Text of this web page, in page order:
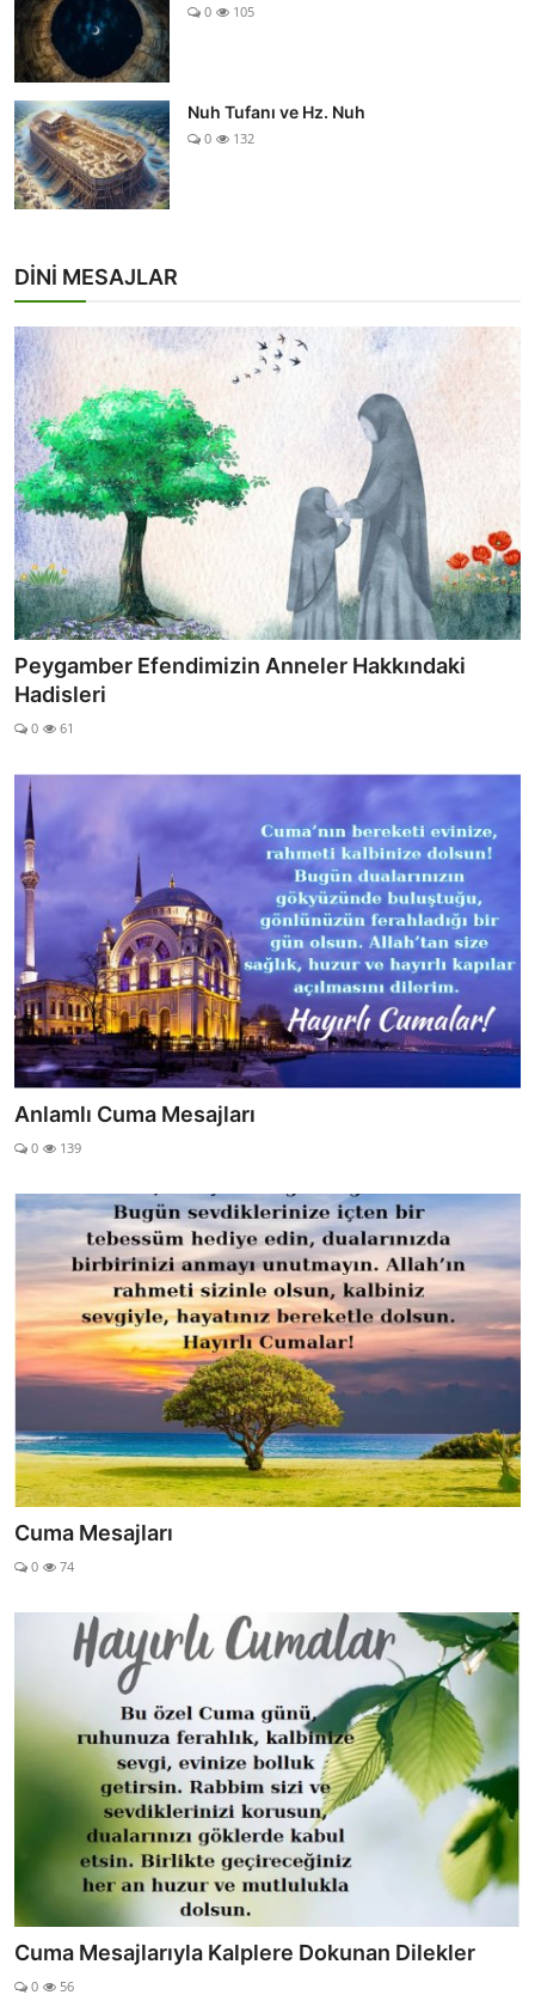
0 105
Nuh Tufanı ve Hz. Nuh
0 132
DİNİ MESAJLAR
Peygamber Efendimizin Anneler Hakkındaki
Hadisleri
0 61
Anlamlı Cuma Mesajları
0 139
Cuma Mesajları
0 74
Cuma Mesajlarıyla Kalplere Dokunan Dilekler
0 56